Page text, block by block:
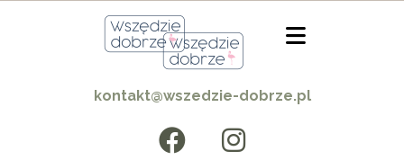
kontakt@wszedzie-dobrze.pl